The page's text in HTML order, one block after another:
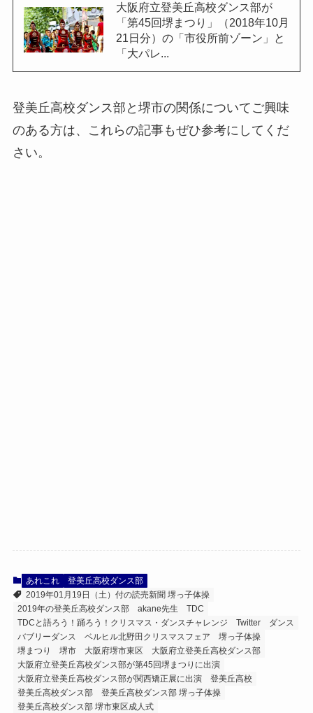
大阪府立登美丘高校ダンス部が
「第45回堺まつり」（2018年10月
21日分）の「市役所前ゾーン」と
「大パレ...
登美丘高校ダンス部と堺市の関係についてご興味
のある方は、これらの記事もぜひ参考にしてくだ
さい。
あれこれ
登美丘高校ダンス部
2019年01月19日（土）付の読売新聞 堺っ子体操
2019年の登美丘高校ダンス部
akane先生
TDC
TDCと語ろう！踊ろう！クリスマス・ダンスチャレンジ
Twitter
ダンス
バブリーダンス
ベルヒル北野田クリスマスフェア
堺っ子体操
堺まつり
堺市 大阪府堺市東区
大阪府立登美丘高校ダンス部
大阪府立登美丘高校ダンス部が第45回堺まつりに出演
大阪府立登美丘高校ダンス部が関西矯正展に出演
登美丘高校
登美丘高校ダンス部
登美丘高校ダンス部 堺っ子体操
登美丘高校ダンス部 堺市東区成人式